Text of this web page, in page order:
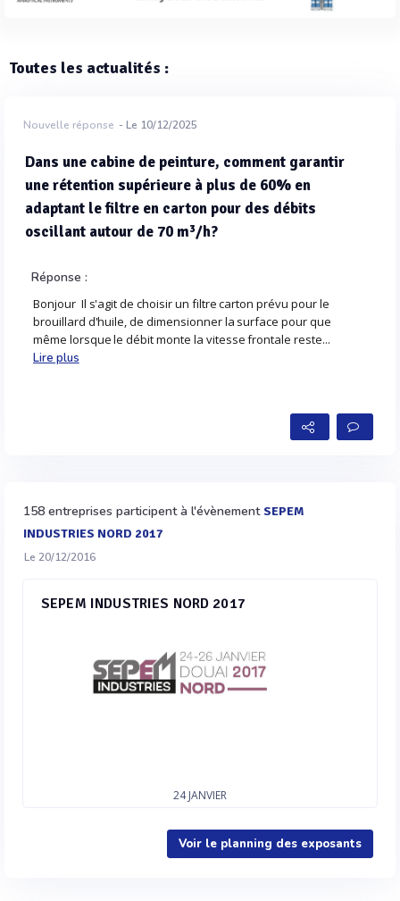
Toutes les actualités :
Nouvelle réponse - Le 10/12/2025
Dans une cabine de peinture, comment garantir
une rétention supérieure à plus de 60% en
adaptant le filtre en carton pour des débits
oscillant autour de 70 m³/h?
Réponse :
Bonjour Il s'agit de choisir un filtre carton prévu pour le
brouillard d'huile, de dimensionner la surface pour que
même lorsque le débit monte la vitesse frontale reste...
Lire plus
158 entreprises participent à l'évènement SEPEM
INDUSTRIES NORD 2017
Le 20/12/2016
SEPEM INDUSTRIES NORD 2017
24 JANVIER
Voir le planning des exposants